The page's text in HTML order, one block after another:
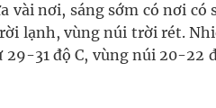
vài nơi, sáng sớm có nơi
lạnh, vùng núi trời rét.
31 độ C, vùng núi 20-22